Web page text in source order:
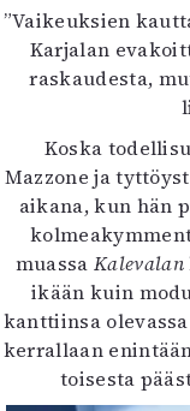
”Vaikeuksien
Karjalan
raskaudesta,
Koska
Mazzone ja
aikana, kun hän
muassaKalevalan
ikään kuin
kanttiinsa
kerrallaan
toisesta